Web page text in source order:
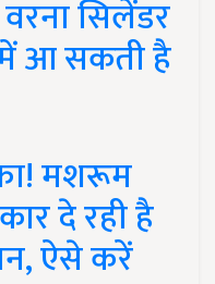
सिलेंडर
आ सकती है
मशरूम
दे रही है
ऐसे करें